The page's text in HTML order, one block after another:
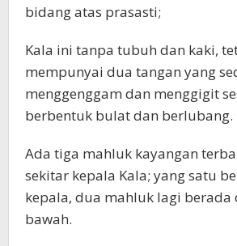
bidang atas prasasti;
Kala ini tanpa tubuh dan kaki,
mempunyai dua tangan yang
menggenggam dan menggigit
berbentuk bulat dan berlubang.
Ada tiga mahluk kayangan
sekitar kepala Kala; yang satu
kepala, dua mahluk lagi berada
bawah.